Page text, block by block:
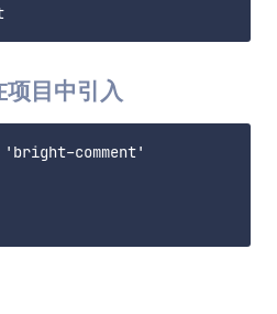
目中引入
'bright-comment'